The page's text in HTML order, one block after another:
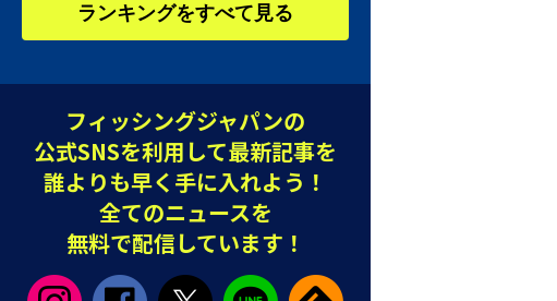
ランキングをすべて見る
フィッシングジャパンの
公式SNSを利用して最新記事を
誰よりも早く手に入れよう！
全てのニュースを
無料で配信しています！